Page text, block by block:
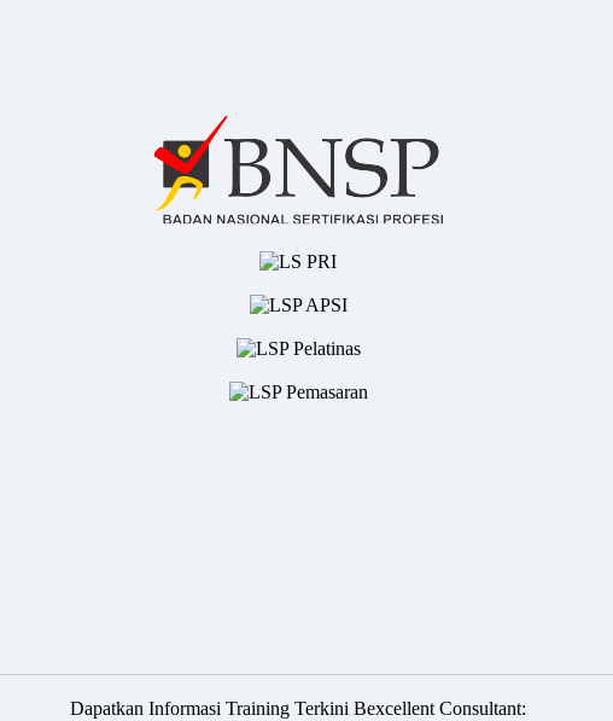
Dapatkan Informasi Training Terkini Bexcellent Consultant: